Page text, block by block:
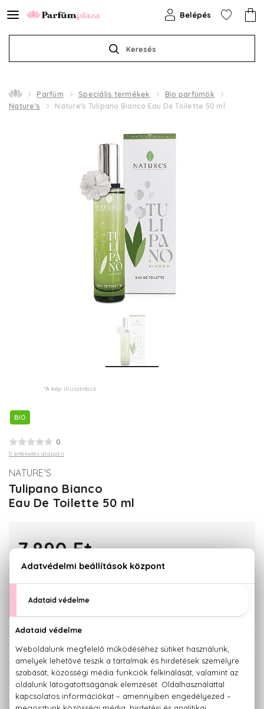
Keresés
Belépés
Parfüm Speciális termékek
Bio parfümök
Nature's
Nature's Tulipano Bianco Eau De Toilette 50 ml
*A kép illusztráció
BIO
0
0 értékelés alapján
NATURE'S
Tulipano Bianco
Eau De Toilette 50 ml
7.890 Ft
100% eredeti termékek,14 napos visszaküldési garanciával
Kérdésed van, elakadtál? Hívd ügyfélszolgálatunkat: +36 20